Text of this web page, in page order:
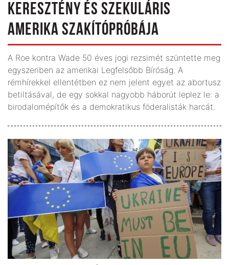
KERESZTÉNY ÉS SZEKULÁRIS
AMERIKA SZAKÍTÓPRÓBÁJA
A Roe kontra Wade 50 éves jogi rezsimét szüntette meg
egyszeriben az amerikai Legfelsőbb Bíróság. A
rémhírekkel ellentétben ez nem jelent egyet az abortusz
betiltásával, de egy sokkal nagyobb háborút leplez le: a
birodalomépítők és a demokratikus födera­listák harcát.